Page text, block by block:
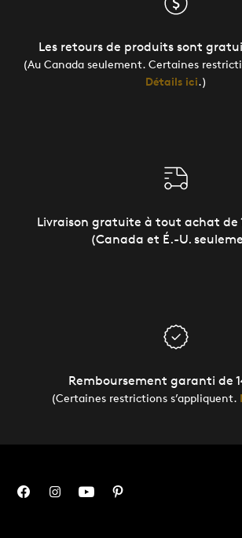
Les retours de produits sont
(Au Canada seulement. Certaines
Détails ici.)
Livraison gratuite à tout achat de
(Canada et É.-U.
Remboursement garanti de
(Certaines restrictions s’appliquent.